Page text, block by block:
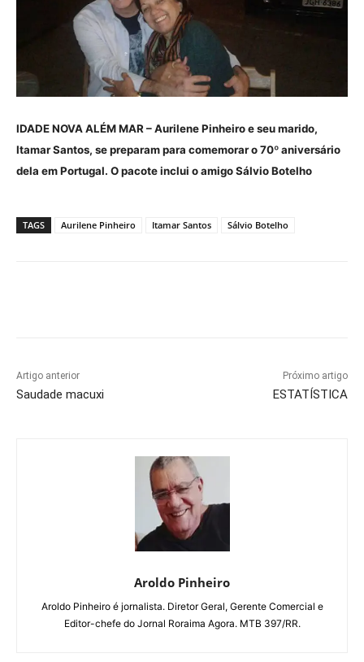
IDADE NOVA ALÉM MAR – Aurilene Pinheiro e seu marido,
Itamar Santos, se preparam para comemorar o 70º aniversário
dela em Portugal. O pacote inclui o amigo Sálvio Botelho
TAGS Aurilene Pinheiro Itamar Santos Sálvio Botelho
Artigo anterior
Saudade macuxi
Próximo artigo
ESTATÍSTICA
Aroldo Pinheiro
Aroldo Pinheiro é jornalista. Diretor Geral, Gerente Comercial e
Editor-chefe do Jornal Roraima Agora. MTB 397/RR.